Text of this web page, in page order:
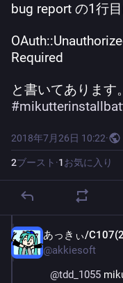
bug report の1行
Required
と書いてあります。
#
2018年7月26日 10:22·
2ブースト ·1お気に入り
あっきぃ/C107(2日
@akkiesoft
@tdd_1055